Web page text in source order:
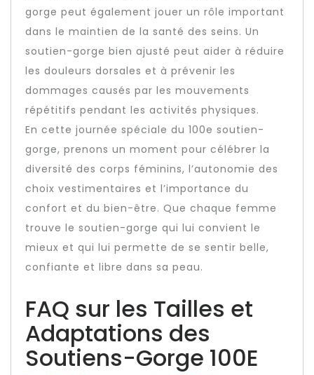
gorge peut également jouer un rôle important
dans le maintien de la santé des seins. Un
soutien-gorge bien ajusté peut aider à réduire
les douleurs dorsales et à prévenir les
dommages causés par les mouvements
répétitifs pendant les activités physiques.
En cette journée spéciale du 100e soutien-
gorge, prenons un moment pour célébrer la
diversité des corps féminins, l’autonomie des
choix vestimentaires et l’importance du
confort et du bien-être. Que chaque femme
trouve le soutien-gorge qui lui convient le
mieux et qui lui permette de se sentir belle,
confiante et libre dans sa peau.
FAQ sur les Tailles et
Adaptations des
Soutiens-Gorge 100E